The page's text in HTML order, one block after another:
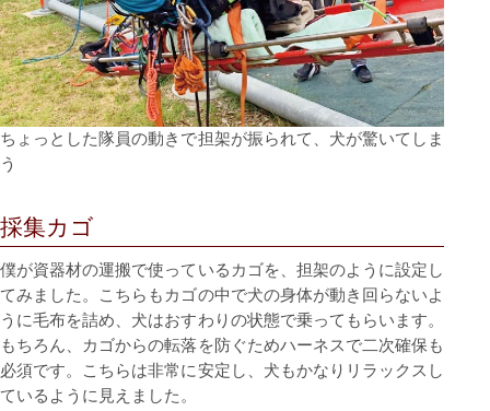
ちょっとした隊員の動きで担架が振られて、⽝が驚いてしま
う
採集カゴ
僕が資器材の運搬で使っているカゴを、担架のように設定し
てみました。こちらもカゴの中で⽝の⾝体が動き回らないよ
うに⽑布を詰め、⽝はおすわりの状態で乗ってもらいます。
もちろん、カゴからの転落を防ぐためハーネスで⼆次確保も
必須です。こちらは⾮常に安定し、⽝もかなりリラックスし
ているように⾒えました。